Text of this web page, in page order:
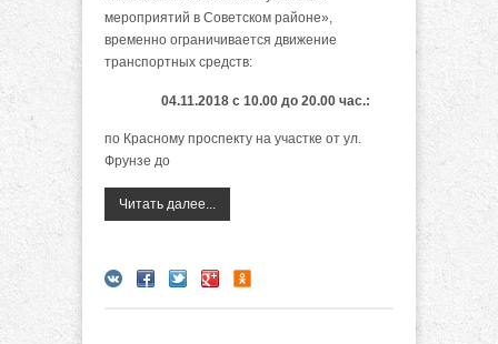
мероприятий в Советском районе»,
временно ограничивается движение
транспортных средств:
04.11.2018 с 10.00 до 20.00 час.:
по Красному проспекту на участке от ул.
Фрунзе до
Читать далее...